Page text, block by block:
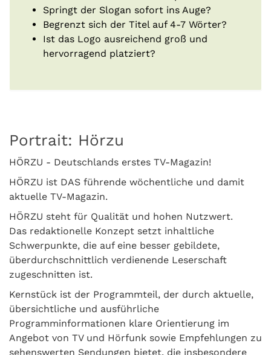
Springt der Slogan sofort ins Auge?
Begrenzt sich der Titel auf 4-7 Wörter?
Ist das Logo ausreichend groß und
hervorragend platziert?
Portrait: Hörzu
HÖRZU - Deutschlands erstes TV-Magazin!
HÖRZU ist DAS führende wöchentliche und damit
aktuelle TV-Magazin.
HÖRZU steht für Qualität und hohen Nutzwert.
Das redaktionelle Konzept setzt inhaltliche
Schwerpunkte, die auf eine besser gebildete,
überdurchschnittlich verdienende Leserschaft
zugeschnitten ist.
Kernstück ist der Programmteil, der durch aktuelle,
übersichtliche und ausführliche
Programminformationen klare Orientierung im
Angebot von TV und Hörfunk sowie Empfehlungen zu
sehenswerten Sendungen bietet, die insbesondere